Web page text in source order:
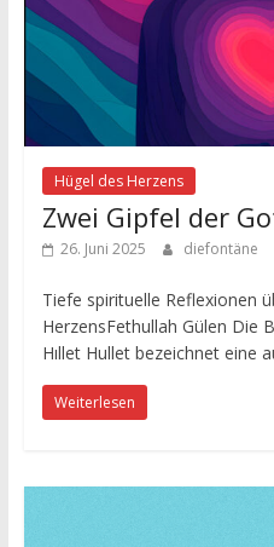
Hügel des Herzens
Zwei Gipfel der
26. Juni 2025 diefontäne
Tiefe spirituelle Reflexionen
HerzensFethullah Gülen Die
Hıllet Hullet bezeichnet eine
Weiterlesen